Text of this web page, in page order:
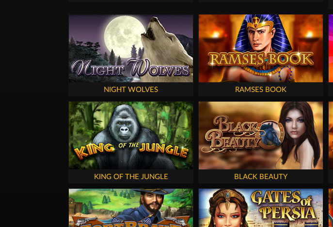
NIGHT WOLVES RAMSES BOOK
KING OF THE JUNGLE BLACK BEAUTY